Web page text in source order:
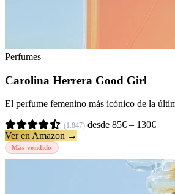
Perfumes
Carolina Herrera Good Girl
El perfume femenino más icónico de la
(1.847) desde 85€ – 130€
Ver en Amazon →
Más vendido